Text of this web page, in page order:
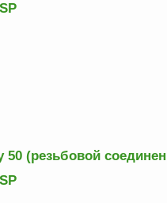
(резьбовой